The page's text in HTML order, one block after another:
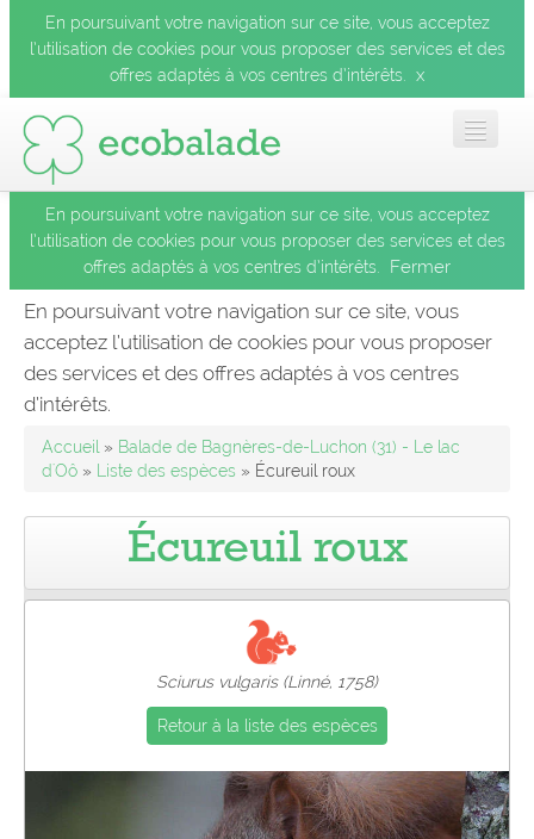
En poursuivant votre navigation sur ce site, vous acceptez
l’utilisation de cookies pour vous proposer des services et des
offres adaptés à vos centres d’intérêts.
x
Accueil
Les balades
Les espèces
En poursuivant votre navigation sur ce site, vous acceptez
l’utilisation de cookies pour vous proposer des services et des
offres adaptés à vos centres d’intérêts.
Fermer
En poursuivant votre navigation sur ce site, vous
acceptez l’utilisation de cookies pour vous proposer
des services et des offres adaptés à vos centres
d’intérêts.
Accueil » Balade de Bagnères-de-Luchon (31) - Le lac
d'Oô » Liste des espèces » Écureuil roux
Écureuil roux
Sciurus vulgaris (Linné, 1758)
Retour à la liste des espèces